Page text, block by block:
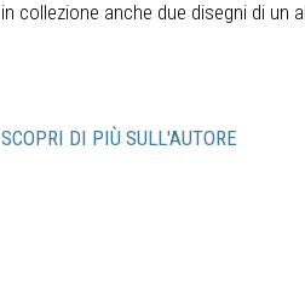
in collezione anche due disegni di un
SCOPRI DI PIÙ SULL'AUTORE